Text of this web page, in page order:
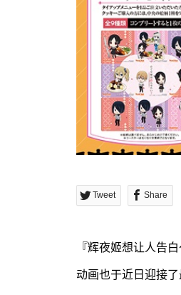
Tweet Share
『辉夜姬想让人告
动画也于近日迎接